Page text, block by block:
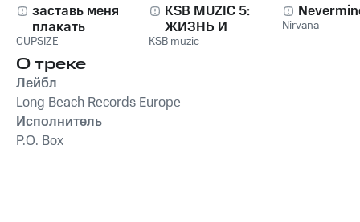
заставь меня
плакать
CUPSIZE
KSB MUZIC 5:
ЖИЗНЬ И
СТРАДАНИЯ
KSB muzic
Nirvana
О треке
Лейбл
Long Beach Records Europe
Исполнитель
P.O. Box